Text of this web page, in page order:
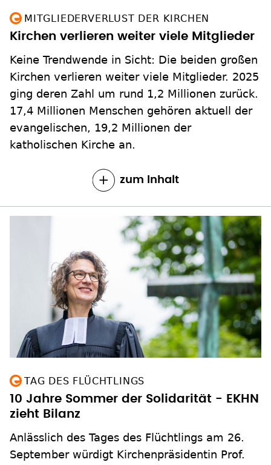
MITGLIEDERVERLUST DER KIRCHEN
Kirchen verlieren weiter viele Mitglieder
Keine Trendwende in Sicht: Die beiden großen
Kirchen verlieren weiter viele Mitglieder. 2025
ging deren Zahl um rund 1,2 Millionen zurück.
17,4 Millionen Menschen gehören aktuell der
evangelischen, 19,2 Millionen der
katholischen Kirche an.
zum Inhalt
TAG DES FLÜCHTLINGS
10 Jahre Sommer der Solidarität - EKHN
zieht Bilanz
Anlässlich des Tages des Flüchtlings am 26.
September würdigt Kirchenpräsidentin Prof.